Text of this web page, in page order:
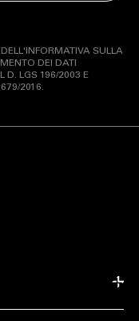
SULLA
DEI DATI
D. LGS 196/2003 E
2016.